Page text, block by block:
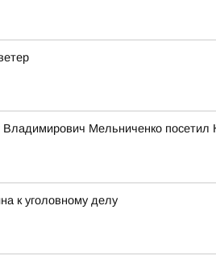
Владимирович Мельниченко
к уголовному делу